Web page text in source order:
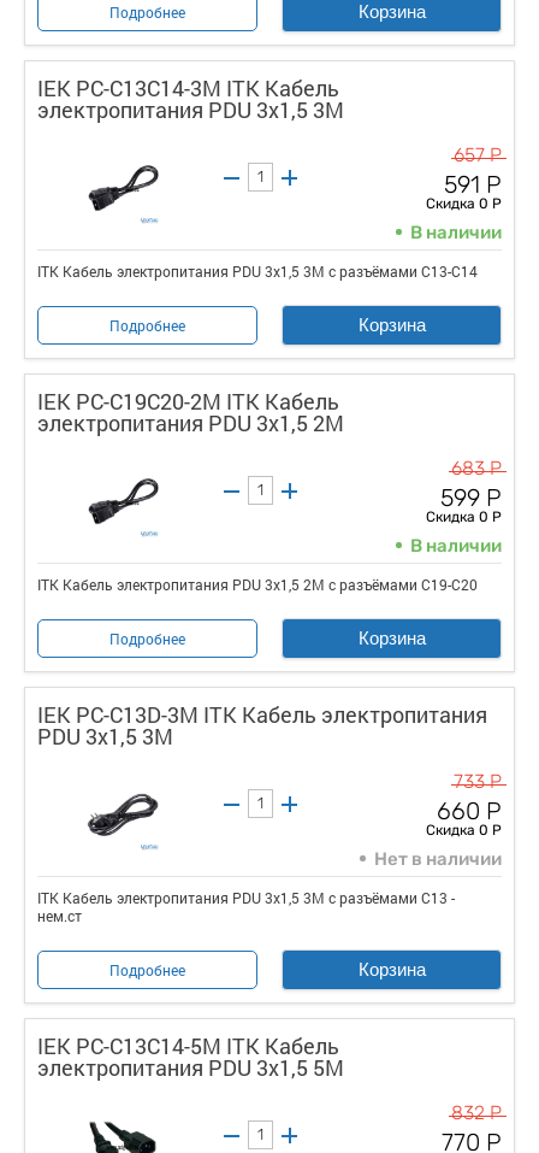
Подробнее Корзина
IEK PC-C13C14-3M ITK Кабель
электропитания PDU 3х1,5 3М
657 Р
591 Р
Скидка 0 Р
В наличии
ITK Кабель электропитания PDU 3х1,5 3М с разъёмами С13-C14
Подробнее Корзина
IEK PC-C19C20-2M ITK Кабель
электропитания PDU 3х1,5 2М
683 Р
599 Р
Скидка 0 Р
В наличии
ITK Кабель электропитания PDU 3х1,5 2М с разъёмами С19-C20
Подробнее Корзина
IEK PC-C13D-3M ITK Кабель электропитания
PDU 3х1,5 3М
733 Р
660 Р
Скидка 0 Р
Нет в наличии
ITK Кабель электропитания PDU 3х1,5 3М с разъёмами С13 -
нем.ст
Подробнее Корзина
IEK PC-C13C14-5M ITK Кабель
электропитания PDU 3х1,5 5М
832 Р
770 Р